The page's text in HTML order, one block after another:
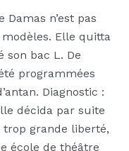
n’est pas
Elle quitta
son bac L. De
programmées
Diagnostic :
décida par suite
trop grande liberté,
école de théâtre